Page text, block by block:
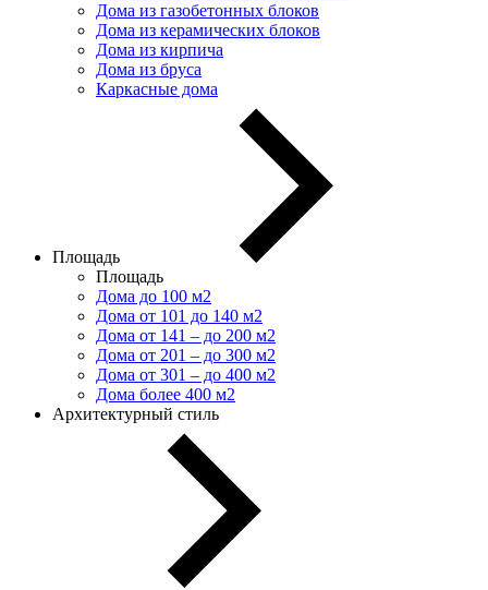
Дома из газобетонных блоков
Дома из керамических блоков
Дома из кирпича
Дома из бруса
Каркасные дома
Площадь
Площадь
Дома до 100 м2
Дома от 101 до 140 м2
Дома от 141 – до 200 м2
Дома от 201 – до 300 м2
Дома от 301 – до 400 м2
Дома более 400 м2
Архитектурный стиль